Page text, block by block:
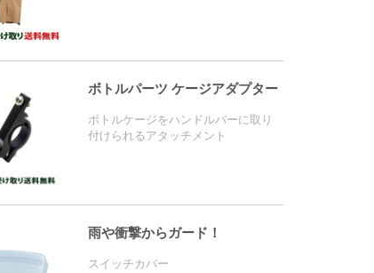
ボトルパーツ ケージアダプター
ボトルケージをハンドルバーに取り
付けられるアタッチメント
雨や衝撃からガード！
スイッチカバー